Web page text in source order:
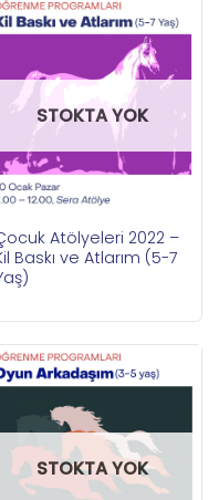
STOKTA YOK
Atölyeleri 2022 –
Baskı ve Atlarım (5-7
STOKTA YOK